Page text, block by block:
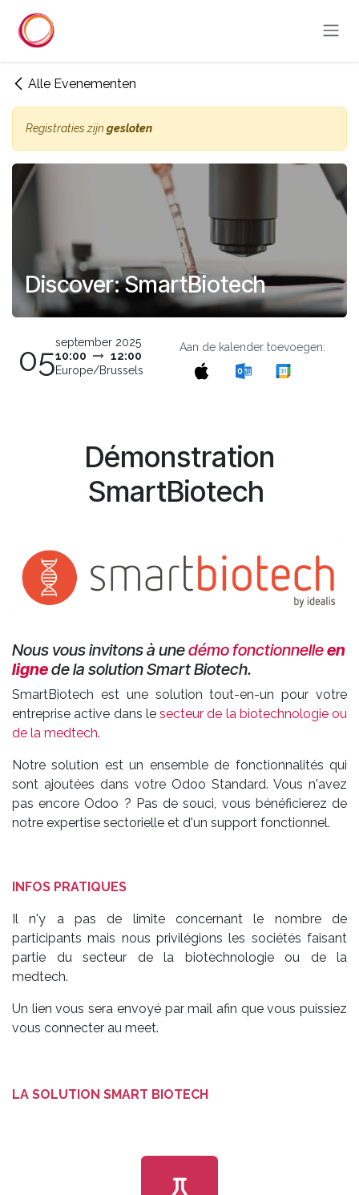
Alle Evenementen
Registraties zijn gesloten
Discover: SmartBiotech
05september 2025
10:00
12:00
Europe/Brussels
Aan de kalender toevoegen:
Démonstration
SmartBiotech
Nous vous invitons à unedémo fonctionnelleen
lignede la solution Smart Biotech.
SmartBiotech est une solution tout-en-un pour votre
entreprise active dans le secteur de la biotechnologie ou
de la medtech.
Notre solution est un ensemble de fonctionnalités qui
sont ajoutées dans votre Odoo Standard. Vous n'avez
pas encore Odoo ? Pas de souci, vous bénéficierez de
notre expertise sectorielle et d'un support fonctionnel.
INFOS PRATIQUES
Il n'y a pas de limite concernant le nombre de
participants mais nous privilégions les sociétés faisant
partie du secteur de la biotechnologie ou de la
medtech.
Un lien vous sera envoyé par mail afin que vous puissiez
vous connecter au meet.
LA SOLUTION SMART BIOTECH